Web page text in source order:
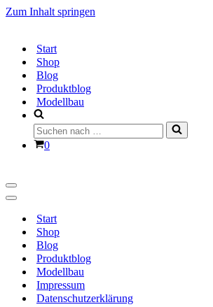
Zum Inhalt springen
Start
Shop
Blog
Produktblog
Modellbau
Suchen
nach …
Warenkorb
0
Navigationsmenü
Navigationsmenü
Start
Shop
Blog
Produktblog
Modellbau
Impressum
Datenschutzerklärung